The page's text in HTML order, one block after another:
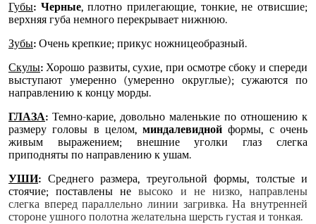
Губы: Черные, плотно прилегающие, тонкие, не отвисшие;
верхняя губа немного перекрывает нижнюю.
Зубы: Очень крепкие; прикус ножницеобразный.
Скулы: Хорошо развиты, сухие, при осмотре сбоку и спереди
выступают умеренно (умеренно округлые); сужаются по
направлению к концу морды.
ГЛАЗА: Темно-карие, довольно маленькие по отношению к
размеру головы в целом,миндалевидной формы, с очень
живым выражением; внешние уголки глаз слегка
приподняты по направлению к ушам.
УШИ: Среднего размера, треугольной формы, толстые и
стоячие; поставлены не высоко и не низко, направлены
слегка вперед параллельно линии загривка. На внутренней
стороне ушного полотна желательна шерсть густая и тонкая.